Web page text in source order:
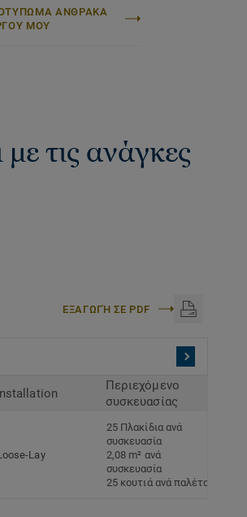
ΑΝΘΡΑΚΑ
ΜΟΥ
τις ανάγκες
ΕΞΑΓΩΓΉ ΣΕ PDF
Περιεχόμενο
συσκευασίας
Lay
25 Πλακίδια ανά
συσκευασία
2,08 m² ανά
συσκευασία
25 κουτιά ανά παλέτα